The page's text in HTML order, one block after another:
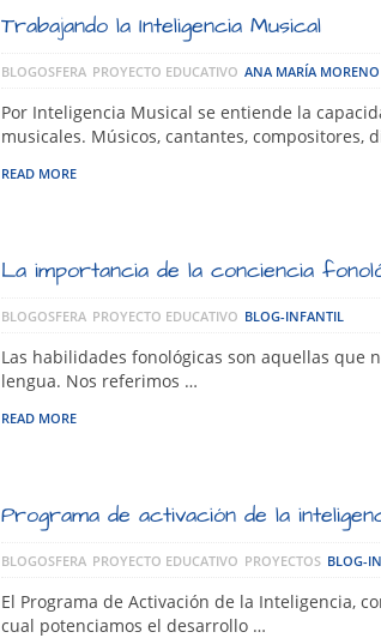
Trabajando la Inteligencia Musical
BLOGOSFERA PROYECTO EDUCATIVO ANA MARÍA MORENO
Por Inteligencia Musical se entiende la
musicales. Músicos, cantantes, compositores,
READ MORE
La importancia de la conciencia
BLOGOSFERA PROYECTO EDUCATIVO BLOG-INFANTIL
Las habilidades fonológicas son aquellas
lengua. Nos referimos …
READ MORE
Programa de activación de la
BLOGOSFERA PROYECTO EDUCATIVO PROYECTOS BLOG-
El Programa de Activación de la Inteligencia,
cual potenciamos el desarrollo …